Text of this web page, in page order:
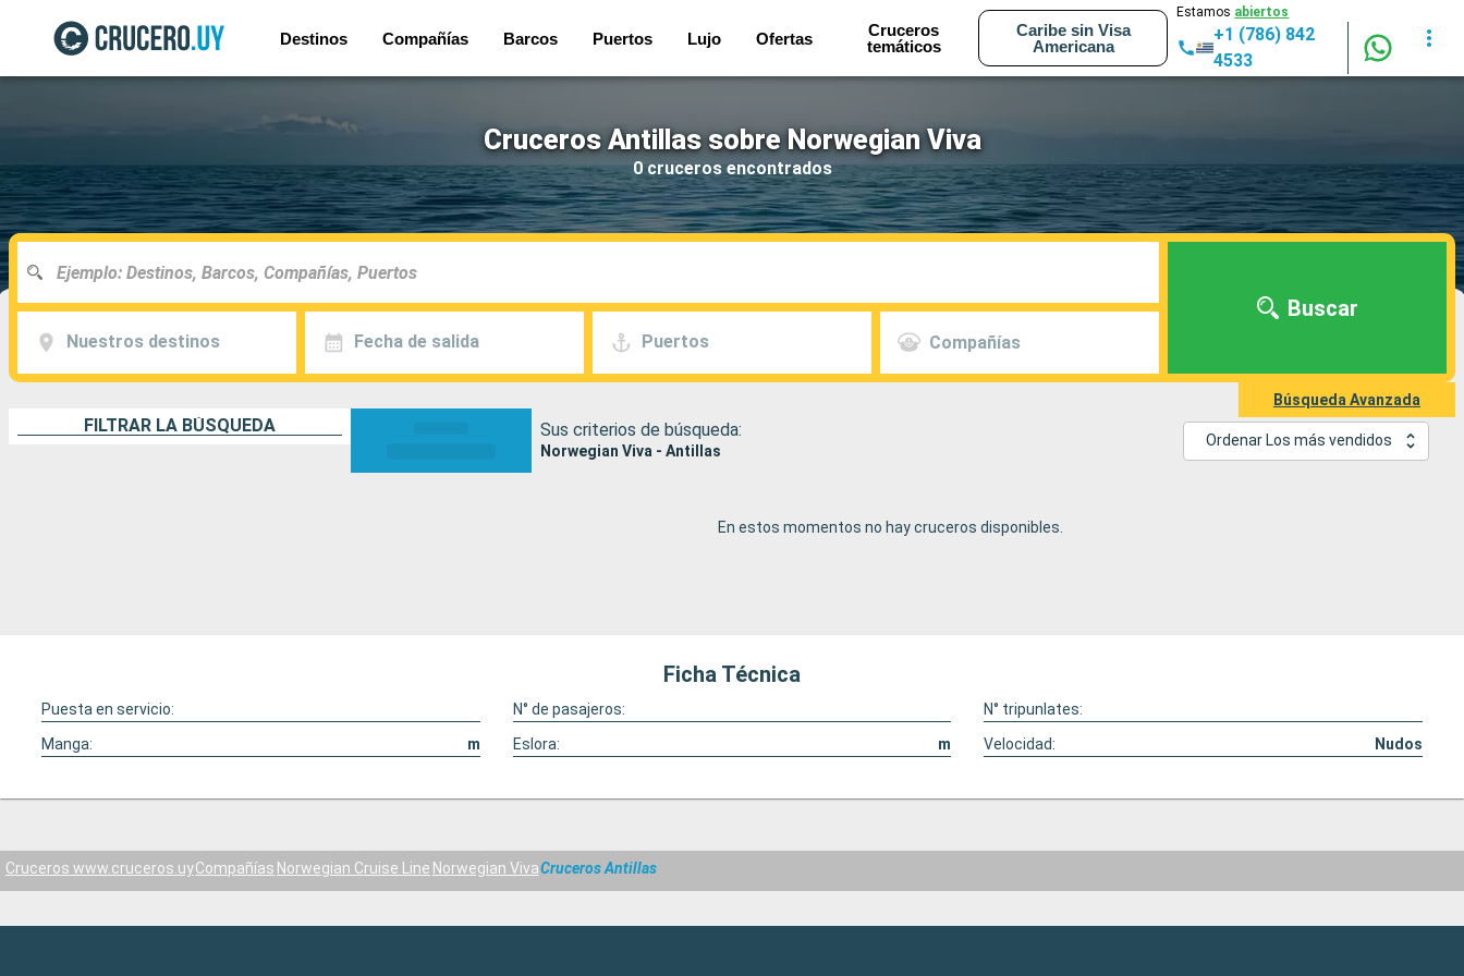
Destinos Compañías Barcos Puertos Lujo Ofertas
Cruceros
temáticos
Caribe sin Visa
Americana
Estamos abiertos
+1 (786) 842
4533
Cruceros Antillas sobre Norwegian Viva
0 cruceros encontrados
Nuestros destinos Fecha de salida Puertos Compañías
Buscar
Búsqueda Avanzada
FILTRAR LA BÚSQUEDA Sus criterios de búsqueda:
Norwegian Viva - Antillas
Ordenar Los más vendidos
En estos momentos no hay cruceros disponibles.
Ficha Técnica
Puesta en servicio: N° de pasajeros:
N° tripunlates:
Manga:
m Eslora: m Velocidad: Nudos
Cruceros www.cruceros.uyCompañías Norwegian Cruise Line Norwegian VivaCruceros Antillas